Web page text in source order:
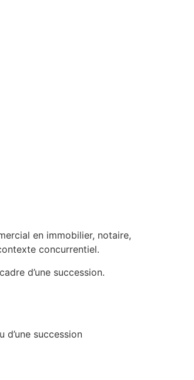
en immobilier, notaire,
concurrentiel.
d’une succession.
d’une succession